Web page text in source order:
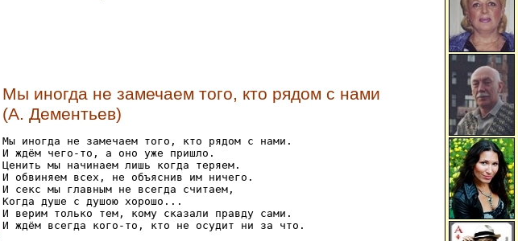
Мы иногда не замечаем того, кто рядом с нами
(А. Дементьев)
Мы иногда не замечаем того, кто рядом с нами.
И ждём чего-то, а оно уже пришло.
Ценить мы начинаем лишь когда теряем.
И обвиняем всех, не объяснив им ничего.
И секс мы главным не всегда считаем,
Когда душе с душою хорошо...
И верим только тем, кому сказали правду сами.
И ждём всегда кого-то, кто не осудит ни за что.